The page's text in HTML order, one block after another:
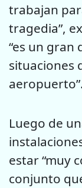
trabajan
tragedia”,
“es un gran
situaciones
aeropuerto”.
Luego de
estar “muy
conjunto